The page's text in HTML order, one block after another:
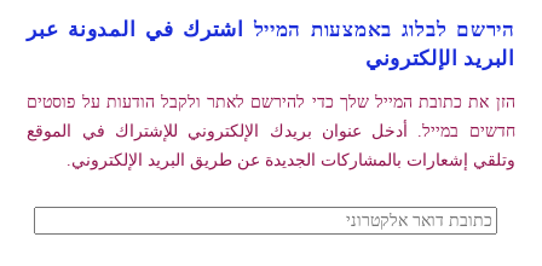
הירשם לבלוג באמצעות המייל اشترك في المدونة عبر
البريد الإلكتروني
הזן את כתובת המייל שלך כדי להירשם לאתר ולקבל הודעות על פוסטים
חדשים במייל. أدخل عنوان بريدك الإلكتروني للإشتراك في الموقع
وتلقي إشعارات بالمشاركات الجديدة عن طريق البريد الإلكتروني.
כתובת